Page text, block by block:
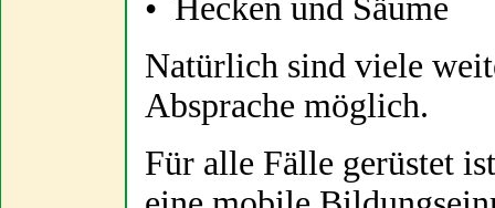
• Hecken und Säume
Natürlich sind viele
Absprache möglich.
Für alle Fälle gerüstet